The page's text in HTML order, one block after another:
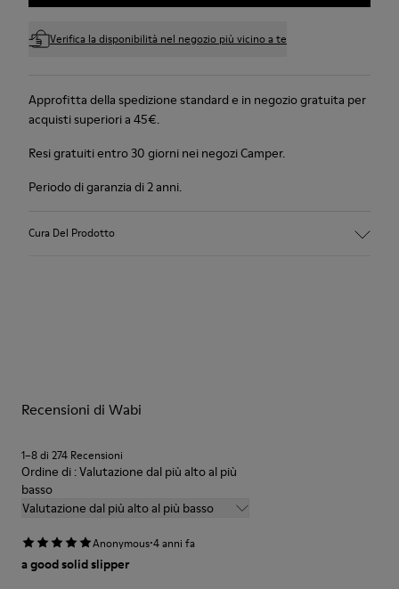
Verifica la disponibilità nel negozio più vicino a te
Approfitta della spedizione standard e in negozio gratuita per
acquisti superiori a 45€.
Resi gratuiti entro 30 giorni nei negozi Camper.
Periodo di garanzia di 2 anni.
Cura Del Prodotto
Recensioni di Wabi
1–8 di 274 Recensioni
Ordine di : Valutazione dal più alto al più
basso
Valutazione dal più alto al più basso
Anonymous·4 anni fa
a good solid slipper